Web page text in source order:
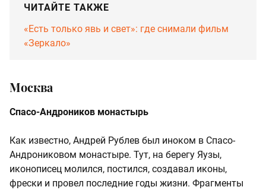
ЧИТАЙТЕ ТАКЖЕ
«Есть только явь и свет»: где снимали фильм
«Зеркало»
Москва
Спасо-Андроников монастырь
Как известно, Андрей Рублев был иноком в Спасо-
Андрониковом монастыре. Тут, на берегу Яузы,
иконописец молился, постился, создавал иконы,
фрески и провел последние годы жизни. Фрагменты